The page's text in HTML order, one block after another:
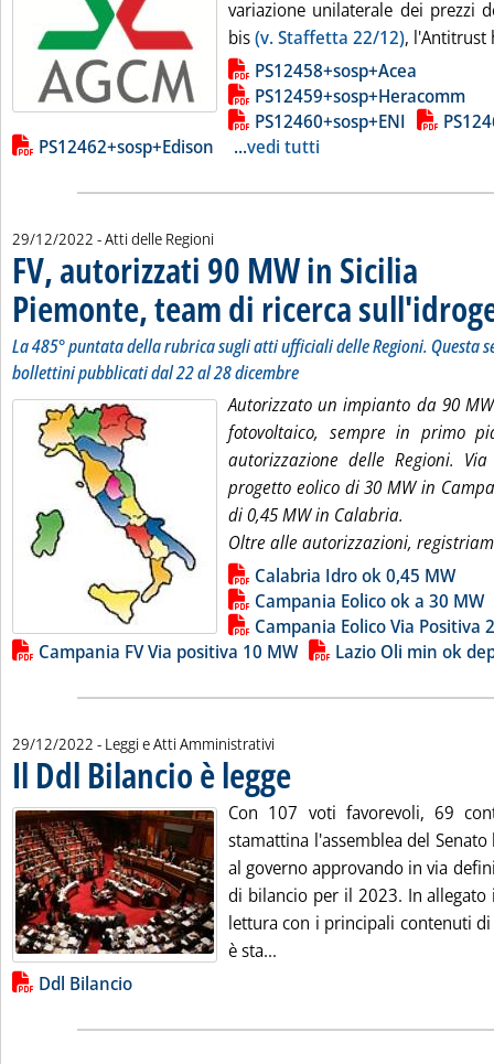
variazione unilaterale dei prezzi
bis(v. Staffetta 22/12), l'Antitrust
Lista allegati PDF alla notiziaPS12458+sosp+Acea
PS12459+sosp+Heracomm
PS12460+sosp+ENI
PS12462+sosp+Edison
...vedi tutti
29/12/2022 - Atti delle Regioni
FV, autorizzati 90 MW in Sicilia
Piemonte, team di ricerca
La 485° puntata della rubrica sugli atti ufficiali delle Regioni. Questa
bollettini pubblicati dal 22 al 28 dicembre
Autorizzato un impianto da 90
fotovoltaico, sempre in primo
autorizzazione delle Regioni.
progetto eolico di 30 MW in
di 0,45 MW in Calabria.
Oltre alle autorizzazioni,
Lista allegati PDF alla notiziaCalabria Idro ok 0,45 MW
Campania Eolico ok a 30 MW
Campania Eolico Via Positiva
Campania FV Via positiva 10 MW
Lazio Oli min ok
29/12/2022 - Leggi e Atti Amministrativi
Il Ddl Bilancio è legge
Con 107 voti favorevoli, 69
stamattina l'assemblea del
al governo approvando in via
di bilancio per il 2023. In allegato
lettura con i principali contenuti
è sta...
Lista allegati PDF alla notizia
Ddl Bilancio